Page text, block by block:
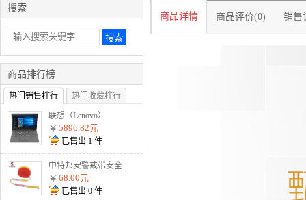
搜索
商品排行榜
热门销售排行 热门收藏排行
联想（Lenovo）
V330-14 I5-8250U
8G 1T 2G独显 无光
驱 W10 灰
5896.82元
已售出 1 件
中特邦安警戒带安全
隔离警示线交通警示
带涤 盒装125米加厚
款警戒线
68.00元
已售出 0 件
商品详情 商品评价(0) 销售